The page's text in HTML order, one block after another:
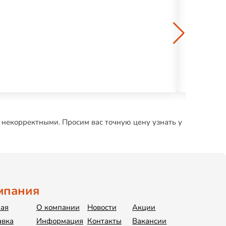
Просим вас точную цену узнать у
О компании Новости
Акции
Информация Контакты Вакансии